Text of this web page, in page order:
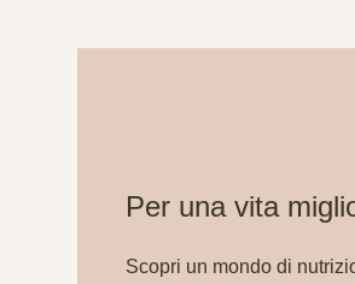
Per una vita
Scopri un mondo di